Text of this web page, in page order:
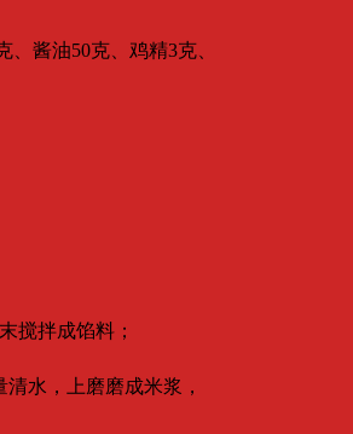
酱油50克、鸡精3克、
搅拌成馅料；
水，上磨磨成米浆，